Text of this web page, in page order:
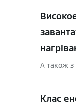
А також з
Клас